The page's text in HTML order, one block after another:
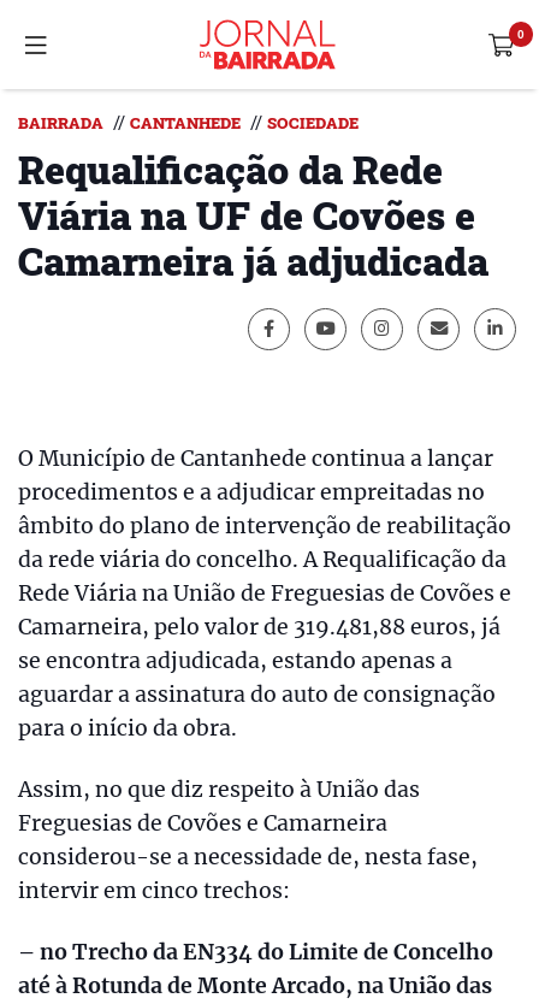
BAIRRADA // CANTANHEDE // SOCIEDADE
Requalificação da Rede
Viária na UF de Covões e
Camarneira já adjudicada
O Município de Cantanhede continua a lançar
procedimentos e a adjudicar empreitadas no
âmbito do plano de intervenção de reabilitação
da rede viária do concelho. A Requalificação da
Rede Viária na União de Freguesias de Covões e
Camarneira, pelo valor de 319.481,88 euros, já
se encontra adjudicada, estando apenas a
aguardar a assinatura do auto de consignação
para o início da obra.
Assim, no que diz respeito à União das
Freguesias de Covões e Camarneira
considerou-se a necessidade de, nesta fase,
intervir em cinco trechos:
– noTrecho da EN334 do Limite de Concelho
até à Rotunda de Monte Arcado, na União das